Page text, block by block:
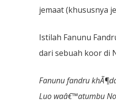
jemaat (khususnya
Istilah Fanunu
dari sebuah koor di
Fanunu fandru
Luo waâ€™atumbu